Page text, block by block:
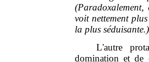
voit nettement
la plus séduisante.)
L'autre
domination et